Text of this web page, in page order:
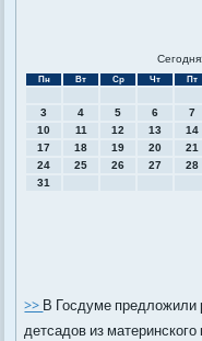
Пн Вт Ср Чт Пт
3
4 5 6 7
10
11 12 13 14
17
18 19 20 21
24
25 26 27 28
31
>>В Госдуме предложили
детсадов из